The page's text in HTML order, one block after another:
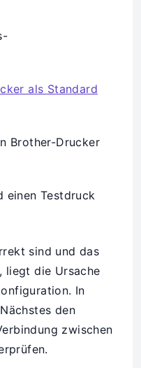
als Standard
Brother-Drucker
einen Testdruck
sind und das
liegt die Ursache
In
den
zwischen